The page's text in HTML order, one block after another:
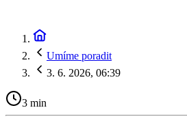
Umíme poradit
3. 6. 2026, 06:39
3 min